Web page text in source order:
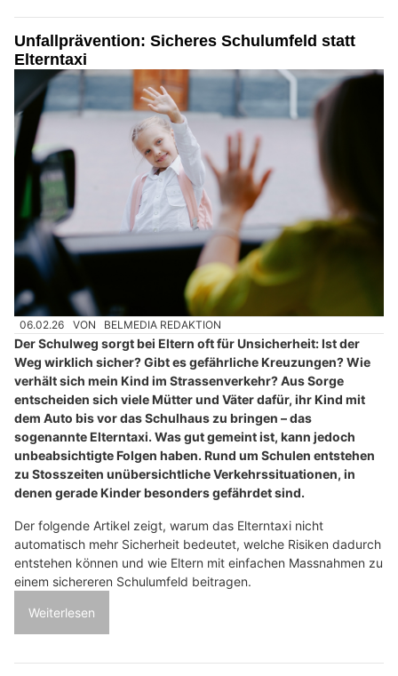
Unfallprävention: Sicheres Schulumfeld statt
Elterntaxi
06.02.26 VON BELMEDIA REDAKTION
Der Schulweg sorgt bei Eltern oft für Unsicherheit: Ist der
Weg wirklich sicher? Gibt es gefährliche Kreuzungen? Wie
verhält sich mein Kind im Strassenverkehr? Aus Sorge
entscheiden sich viele Mütter und Väter dafür, ihr Kind mit
dem Auto bis vor das Schulhaus zu bringen – das
sogenannte Elterntaxi. Was gut gemeint ist, kann jedoch
unbeabsichtigte Folgen haben. Rund um Schulen entstehen
zu Stosszeiten unübersichtliche Verkehrssituationen, in
denen gerade Kinder besonders gefährdet sind.
Der folgende Artikel zeigt, warum das Elterntaxi nicht
automatisch mehr Sicherheit bedeutet, welche Risiken dadurch
entstehen können und wie Eltern mit einfachen Massnahmen zu
einem sichereren Schulumfeld beitragen.
Weiterlesen